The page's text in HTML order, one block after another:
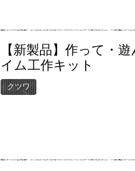
【新製品】作って・
イム工作キット
クツワ